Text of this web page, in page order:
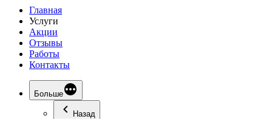
Главная
Услуги
Акции
Отзывы
Работы
Контакты
Больше
Назад